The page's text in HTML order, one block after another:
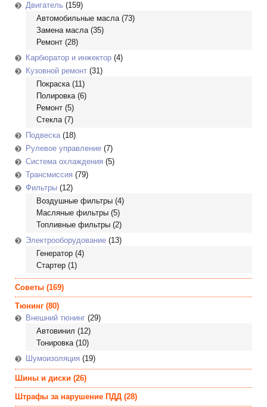
Двигатель (159)
Автомобильные масла(73)
Замена масла(35)
Ремонт (28)
Карбюратор и инжектор (4)
Кузовной ремонт (31)
Покраска(11)
Полировка(6)
Ремонт (5)
Стекла(7)
Подвеска(18)
Рулевое управление (7)
Система охлаждения (5)
Трансмиссия (79)
Фильтры (12)
Воздушные фильтры (4)
Масляные фильтры (5)
Топливные фильтры (2)
Электрооборудование (13)
Генератор (4)
Стартер (1)
Советы (169)
Тюнинг (80)
Внешний тюнинг (29)
Автовинил (12)
Тонировка(10)
Шумоизоляция (19)
Шины и диски (26)
Штрафы за нарушение ПДД (28)